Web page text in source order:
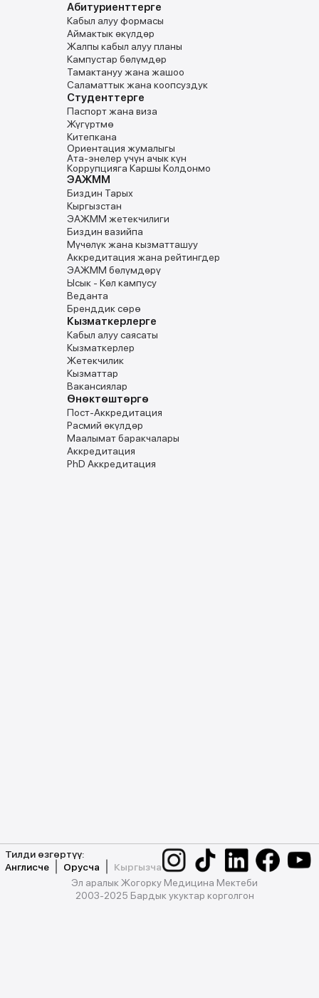
Тилди өзгөртүү:
Англисче
Орусча
Кыргызча
Эл аралык Жогорку Медицина Мектеби
2003-2025 Бардык укуктар корголгон
Абитуриенттерге
Кабыл алуу формасы
Аймактык ѳкүлдѳр
Жалпы кабыл алуу планы
Кампустар бѳлүмдѳр
Тамактануу жана жашоо
Саламаттык жана коопсуздук
Студенттерге
Паспорт жана виза
Жүгүртмө
Китепкана
Ориентация жумалыгы
Ата-энелер үчүн ачык күн
Коррупцияга Каршы Колдонмо
ЭАЖММ
Биздин Тарых
Кыргызстан
ЭАЖММ жетекчилиги
Биздин вазийпа
Мүчѳлүк жана кызматташуу
Аккредитация жана рейтингдер
ЭАЖММ бѳлүмдѳрү
Ысык - Кѳл кампусу
Веданта
Бренддик сөрө
Кызматкерлерге
Кабыл алуу саясаты
Кызматкерлер
Жетекчилик
Кызматтар
Вакансиялар
Ѳнѳктѳштѳргѳ
Пост-Аккредитация
Расмий ѳкүлдѳр
Маалымат баракчалары
Аккредитация
PhD Аккредитация